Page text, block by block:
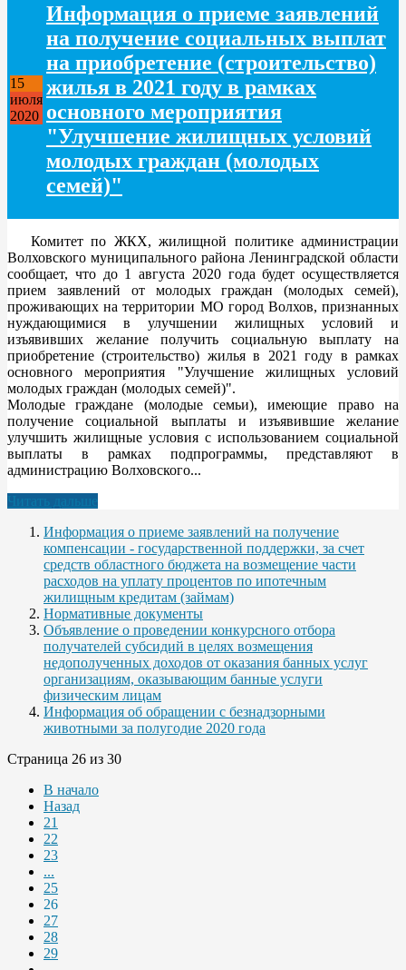
15
июля
2020
Информация о приеме заявлений
на получение социальных выплат
на приобретение (строительство)
жилья в 2021 году в рамках
основного мероприятия
"Улучшение жилищных условий
молодых граждан (молодых
семей)"
Комитет по ЖКХ, жилищной политике администрации
Волховского муниципального района Ленинградской области
сообщает, что до 1 августа 2020 года будет осуществляется
прием заявлений от молодых граждан (молодых семей),
проживающих на территории МО город Волхов, признанных
нуждающимися в улучшении жилищных условий и
изъявивших желание получить социальную выплату на
приобретение (строительство) жилья в 2021 году в рамках
основного мероприятия "Улучшение жилищных условий
молодых граждан (молодых семей)".
Молодые граждане (молодые семьи), имеющие право на
получение социальной выплаты и изъявившие желание
улучшить жилищные условия с использованием социальной
выплаты в рамках подпрограммы, представляют в
администрацию Волховского...
Читать дальше
Информация о приеме заявлений на получение
компенсации - государственной поддержки, за счет
средств областного бюджета на возмещение части
расходов на уплату процентов по ипотечным
жилищным кредитам (займам)
Нормативные документы
Объявление о проведении конкурсного отбора
получателей субсидий в целях возмещения
недополученных доходов от оказания банных услуг
организациям, оказывающим банные услуги
физическим лицам
Информация об обращении с безнадзорными
животными за полугодие 2020 года
Страница 26 из 30
В начало
Назад
21
22
23
...
25
26
27
28
29